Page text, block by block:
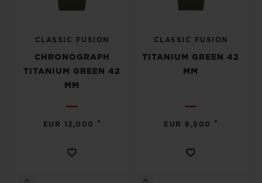
CLASSIC FUSION
CHRONOGRAPH
TITANIUM GREEN 42
MM
EUR 12,000 •
CLASSIC FUSION
TITANIUM GREEN 42
MM
EUR 8,500 •